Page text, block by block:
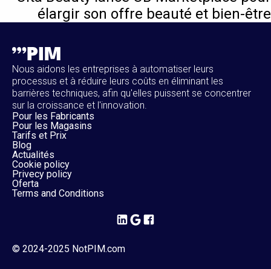
élargir son offre beauté et bien-être
Nous aidons les entreprises à automatiser leurs
processus et à réduire leurs coûts en éliminant les
barrières techniques, afin qu'elles puissent se concentrer
sur la croissance et l'innovation.
Pour les Fabricants
Pour les Magasins
Tarifs et Prix
Blog
Actualités
Cookie policy
Privecy policy
Oferta
Terms and Conditions
© 2024-2025 NotPIM.com